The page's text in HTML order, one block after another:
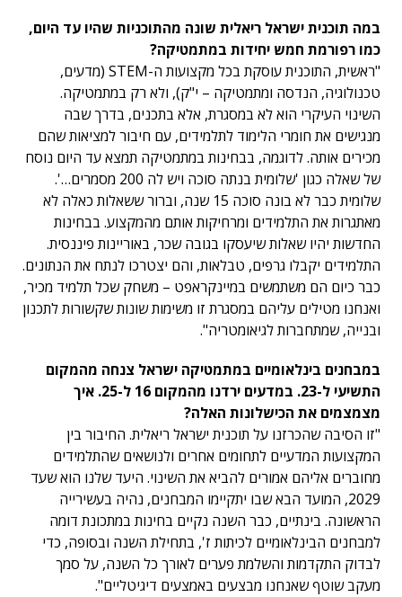
במה תוכנית ישראל ריאלית שונה מהתוכניות שהיו עד היום,
כמו רפורמת חמש יחידות במתמטיקה?
"ראשית, התוכנית עוסקת בכל מקצועות ה-STEM (מדעים,
טכנולוגיה, הנדסה ומתמטיקה – י"ק), ולא רק במתמטיקה.
השינוי העיקרי הוא לא במסגרת, אלא בתכנים, בדרך שבה
מנגישים את חומרי הלימוד לתלמידים, עם חיבור למציאות שהם
מכירים אותה. לדוגמה, בבחינות במתמטיקה תמצא עד היום נוסח
של שאלה כגון 'שלומית בנתה סוכה ויש לה 200 מסמרים…'.
שלומית כבר לא בונה סוכה 15 שנה, וברור ששאלות כאלה לא
מאתגרות את התלמידים ומרחיקות אותם מהמקצוע. בבחינות
החדשות יהיו שאלות שיעסקו בגובה שכר, באוריינות פיננסית.
התלמידים יקבלו גרפים, טבלאות, והם יצטרכו לנתח את הנתונים.
כבר כיום הם משתמשים במיינקראפט – משחק שכל תלמיד מכיר,
ואנחנו מטילים עליהם במסגרת זו משימות שונות שקשורות לתכנון
ובנייה, שמתחברות לגיאומטריה".
במבחנים בינלאומיים במתמטיקה ישראל צנחה מהמקום
התשיעי ל-23. במדעים ירדנו מהמקום 16 ל-25. איך
מצמצמים את הכישלונות האלה?
"זו הסיבה שהכרזנו על תוכנית ישראל ריאלית. החיבור בין
המקצועות המדעיים לתחומים אחרים ולנושאים שהתלמידים
מחוברים אליהם אמורים להביא את השינוי. היעד שלנו הוא שעד
2029, המועד הבא שבו יתקיימו המבחנים, נהיה בעשירייה
הראשונה. בינתיים, כבר השנה נקיים בחינות במתכונת דומה
למבחנים הבינלאומיים לכיתות ז', בתחילת השנה ובסופה, כדי
לבדוק התקדמות והשלמת פערים לאורך כל השנה, על סמך
מעקב שוטף שאנחנו מבצעים באמצעים דיגיטליים".